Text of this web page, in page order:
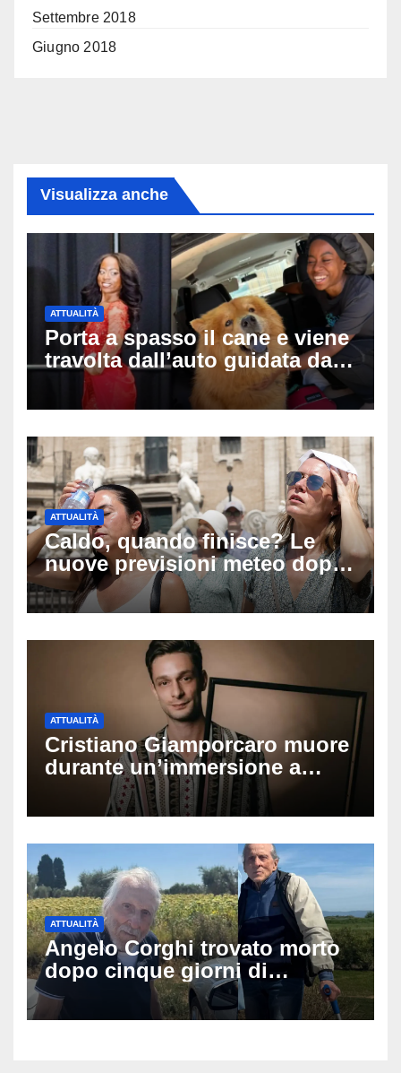
Settembre 2018
Giugno 2018
Visualizza anche
ATTUALITÀ
Porta a spasso il cane e viene
travolta dall’auto guidata da
due bambini di 4 e 6 anni: l’ex
miss Kiara Bowling lotta tra la
ATTUALITÀ
Caldo, quando finisce? Le
nuove previsioni meteo dopo
Ferragosto: ecco quando
potrebbe arrivare la svolta
ATTUALITÀ
Cristiano Giamporcaro muore
durante un’immersione a
Lampedusa: aperta
un’inchiesta per omicidio
tragedia
ATTUALITÀ
Angelo Corghi trovato morto
dopo cinque giorni di
ricerche: il giallo dell’80enne
scomparso dopo essere